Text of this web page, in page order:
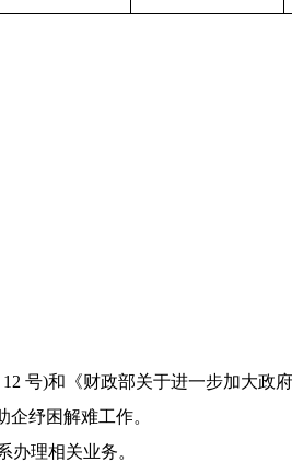
号)和《财政部关于进一步加大政
纾困解难工作。
理相关业务。